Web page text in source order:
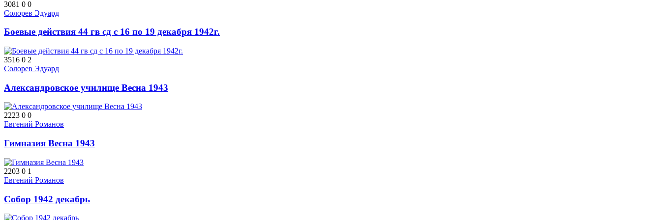
3081 0 0
Солорев Эдуард
Боевые действия 44 гв сд с 16 по 19 декабря 1942г.
3516 0 2
Солорев Эдуард
Александровское училище Весна 1943
2223 0 0
Евгений Романов
Гимназия Весна 1943
2203 0 1
Евгений Романов
Собор 1942 декабрь